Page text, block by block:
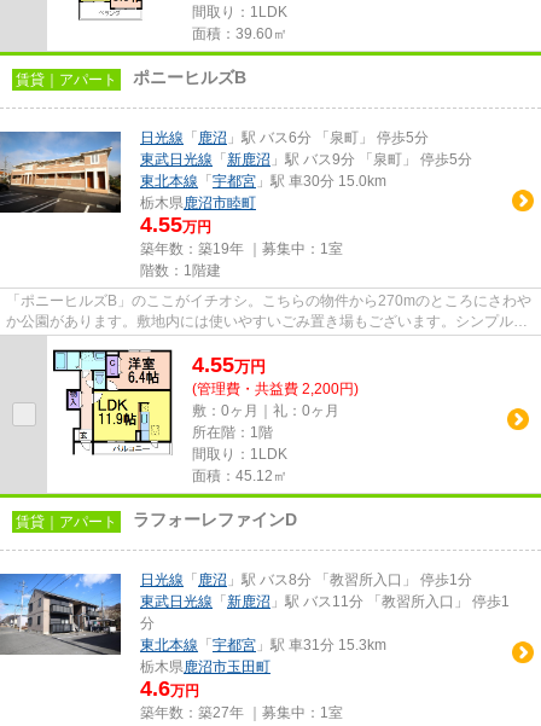
間取り：1LDK
面積：39.60㎡
賃貸｜アパート ポニーヒルズB
日光線 「 鹿沼 」駅 バス6分 「泉町」 停歩5分
東武日光線 「 新鹿沼 」駅 バス9分 「泉町」 停歩5分
東北本線 「 宇都宮 」駅 車30分 15.0km
栃木県鹿沼市睦町
4.55万円
築年数：築19年 ｜募集中： 1室
階数：1階建
「ポニーヒルズB」のここがイチオシ。こちらの物件から270mのところにさわや
か公園があります。敷地内には使いやすいごみ置き場もございます。シンプルな
4.55万円
(管理費・共益費 2,200円)
敷：0ヶ月｜礼：0ヶ月
所在階：1階
間取り：1LDK
面積：45.12㎡
賃貸｜アパート ラフォーレファインD
日光線 「 鹿沼 」駅 バス8分 「教習所入口」 停歩1分
東武日光線 「 新鹿沼 」駅 バス11分 「教習所入口」 停歩1
分
東北本線 「 宇都宮 」駅 車31分 15.3km
栃木県鹿沼市玉田町
4.6万円
築年数：築27年 ｜募集中： 1室